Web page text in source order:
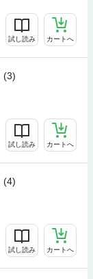
試し読み カートへ
(3)
試し読み カートへ
(4)
試し読み カートへ